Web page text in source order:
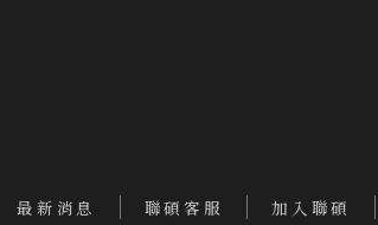
最新消息 聯碩客服 加入聯碩